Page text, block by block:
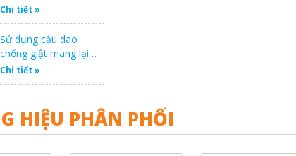
Chi tiết »
Sử dụng cầu dao
chống giật mang lại…
Chi tiết »
HIỆU PHÂN PHỐI